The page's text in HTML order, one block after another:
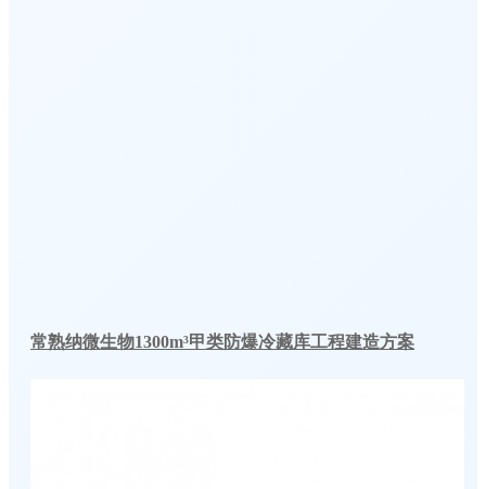
常熟纳微生物1300m³甲类防爆冷藏库工程建造方案